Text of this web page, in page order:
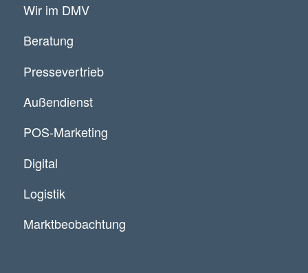
Wir im DMV
Beratung
Pressevertrieb
Außendienst
POS-Marketing
Digital
Logistik
Marktbeobachtung